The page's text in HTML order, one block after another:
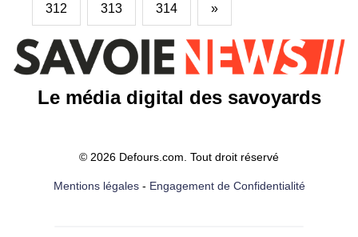
312 313 314 »
Le média digital des savoyards
© 2026 Defours.com. Tout droit réservé
Mentions légales- Engagement de Confidentialité